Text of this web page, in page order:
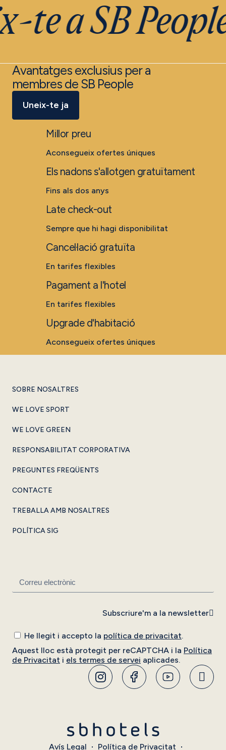
te a SB
Avantatges exclusius per a
membres de SB People
Uneix-te ja
Millor preu
Aconsegueix ofertes úniques
Els nadons s'allotgen gratuïtament
Fins als dos anys
Late check-out
Sempre que hi hagi disponibilitat
Cancel·lació gratuïta
En tarifes flexibles
Pagament a l'hotel
En tarifes flexibles
Upgrade d'habitació
Aconsegueix ofertes úniques
SOBRE NOSALTRES
WE LOVE SPORT
WE LOVE GREEN
RESPONSABILITAT CORPORATIVA
PREGUNTES FREQÜENTS
CONTACTE
TREBALLA AMB NOSALTRES
POLÍTICA SIG
He llegit i accepto la política de privacitat.
Aquest lloc està protegit per reCAPTCHA i la Política
de Privacitat i els termes de servei aplicades.
Subscriure'm a la newsletter
Avís Legal Política de Privacitat